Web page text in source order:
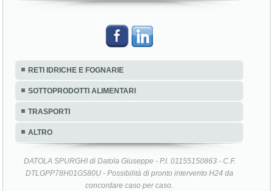
RETI IDRICHE E FOGNARIE
SOTTOPRODOTTI ALIMENTARI
TRASPORTI
ALTRO
DATOLA SPURGHI di Datola Giuseppe - P.I. 01155150863 - C.F.
DTLGPP78H01G580U - Possibilità di pronto intervento H24 da
concordare caso per caso.